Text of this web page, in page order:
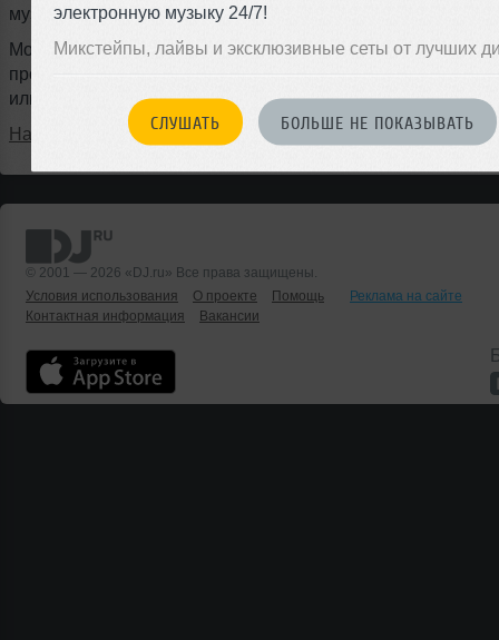
электронную музыку 24/7!
Микстейпы, лайвы и эксклюзивные сеты от лучших
СЛУШАТЬ БОЛЬШЕ НЕ ПОКАЗЫВАТЬ
музыки.
Можно писать на любом языке, даже с ошибками — наш
профессионально оформит материал и опубликует
или на следующий день.
Написать в @DjruBot
© 2001 — 2026 «DJ.ru» Все права защищены.
Условия использования
О проекте Помощь
Реклама на сайте
Контактная информация
Вакансии